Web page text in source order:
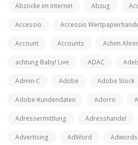
Abzocke im Internet Abzug
Accessio Accessio
Account Accounts Achim
achtung Baby! Live ADAC
Admin-C Adobe Adobe Stock
Adobe-Kundendaten Adorro
Adressermittlung Adresshandel
Advertising AdWord Adwords